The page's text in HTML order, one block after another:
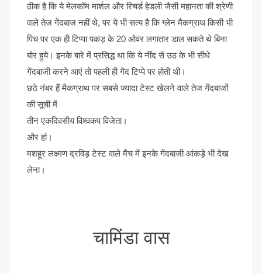
ठीक है कि ये मेलकॉम मार्शल और रिचर्ड हेडली जैसी महानता की श्रेणी
वाले तेज गेंदबाज नहीं थे, पर ये भी सत्य है कि ग्लेन मैकग्राथ किसी भी
पिच पर एक ही टिप्पा पकड़ के 20 ओवर लगातार डाल सकते थे बिना
बोर हुये। इनके बारे में प्रसिद्ध था कि ये नींद से उठ के भी सीधे
गेंदबाजी करने आएं तो पहली ही गेंद टिप्पे पर होती थी।
छठे नंबर हैं मैकग्राथ पर सबसे ज्यादा टेस्ट खेलने वाले तेज गेंदबाजों
की सूची में
तीन एकदिवसीय विश्वकप विजेता।
और हां।
मशहूर लक्ष्मण द्रविड़ टेस्ट वाले मैच में इनके गेंदबाजी आंकड़े भी देख
लेना।
चामिंडा वास